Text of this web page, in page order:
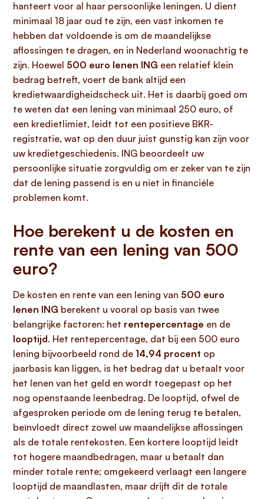
hanteert voor al haar persoonlijke leningen. U dient
minimaal 18 jaar oud te zijn, een vast inkomen te
hebben dat voldoende is om de maandelijkse
aflossingen te dragen, en in Nederland woonachtig te
zijn. Hoewel 500 euro lenen ING een relatief klein
bedrag betreft, voert de bank altijd een
kredietwaardigheidscheck uit. Het is daarbij goed om
te weten dat een lening van minimaal 250 euro, of
een kredietlimiet, leidt tot een positieve BKR-
registratie, wat op den duur juist gunstig kan zijn voor
uw kredietgeschiedenis. ING beoordeelt uw
persoonlijke situatie zorgvuldig om er zeker van te zijn
dat de lening passend is en u niet in financiële
problemen komt.
Hoe berekent u de kosten en
rente van een lening van 500
euro?
De kosten en rente van een lening van 500 euro
lenen ING berekent u vooral op basis van twee
belangrijke factoren: het rentepercentage en de
looptijd. Het rentepercentage, dat bij een 500 euro
lening bijvoorbeeld rond de 14,94 procent op
jaarbasis kan liggen, is het bedrag dat u betaalt voor
het lenen van het geld en wordt toegepast op het
nog openstaande leenbedrag. De looptijd, ofwel de
afgesproken periode om de lening terug te betalen,
beïnvloedt direct zowel uw maandelijkse aflossingen
als de totale rentekosten. Een kortere looptijd leidt
tot hogere maandbedragen, maar u betaalt dan
minder totale rente; omgekeerd verlaagt een langere
looptijd de maandlasten, maar drijft dit de totale